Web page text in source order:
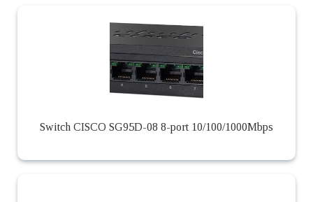
Switch CISCO SG95D-08 8-port 10/100/1000Mbps